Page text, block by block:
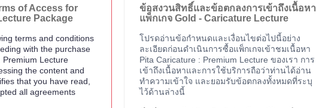
of Access for
Package
terms and conditions
with the purchase
Premium Lecture
the content and
that you have read,
all agreements
ข้อสงวนสิทธิ์และข้อตกลงการเข้าถึงเนื้อหา
แพ็กเกจ Gold - Caricature Lecture
โปรดอ่านข้อกำหนดและเงื่อนไขต่อไปนี้อย่าง
ละเอียดก่อนดำเนินการซื้อแพ็กเกจเข้าชมเนื้อหา
Pita Caricature : Premium Lecture ของเรา การ
เข้าถึงเนื้อหาและการใช้บริการถือว่าท่านได้อ่าน
ทำความเข้าใจ และยอมรับข้อตกลงทั้งหมดที่ระบุ
ไว้ด้านล่างนี้